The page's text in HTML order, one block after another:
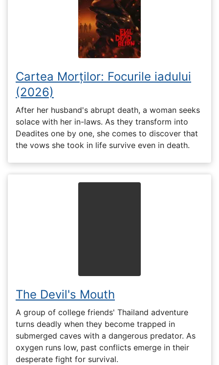
Cartea Morților: Focurile iadului
(2026)
After her husband's abrupt death, a woman seeks
solace with her in-laws. As they transform into
Deadites one by one, she comes to discover that
the vows she took in life survive even in death.
The Devil's Mouth
A group of college friends' Thailand adventure
turns deadly when they become trapped in
submerged caves with a dangerous predator. As
oxygen runs low, past conflicts emerge in their
desperate fight for survival.